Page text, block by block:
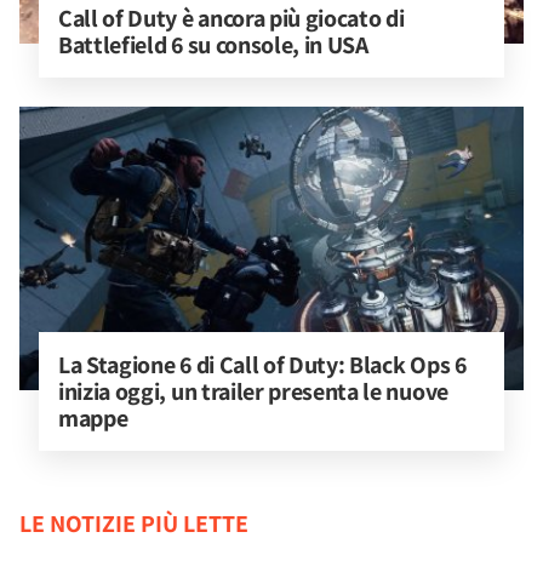
Call of Duty è ancora più giocato di
Battlefield 6 su console, in USA
La Stagione 6 di Call of Duty: Black Ops 6
inizia oggi, un trailer presenta le nuove
mappe
LE NOTIZIE PIÙ LETTE